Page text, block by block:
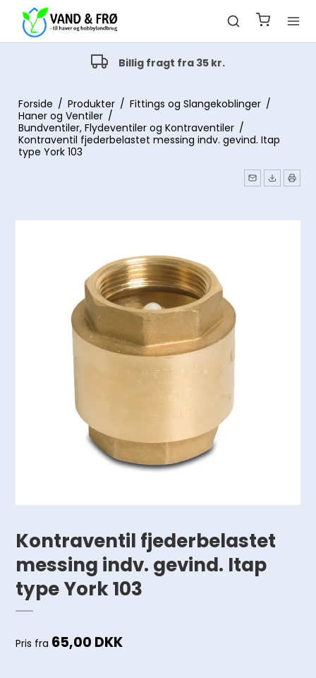
Alt indenfor havevanding
Drypvanding og pop-up vanding
Forside / Produkter / Fittings og Slangekoblinger /
Haner og Ventiler /
Bundventiler, Flydeventiler og Kontraventiler /
Kontraventil fjederbelastet messing indv. gevind. Itap
type York 103
Kontraventil fjederbelastet
messing indv. gevind. Itap
type York 103
Pris fra 65,00 DKK